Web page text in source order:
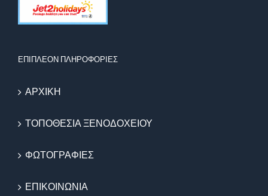
ΕΠΙΠΛΕΟΝ ΠΛΗΡΟΦΟΡΙΕΣ
ΑΡΧΙΚΗ
ΤΟΠΟΘΕΣΙΑ ΞΕΝΟΔΟΧΕΙΟΥ
ΦΩΤΟΓΡΑΦΙΕΣ
ΕΠΙΚΟΙΝΩΝΙΑ